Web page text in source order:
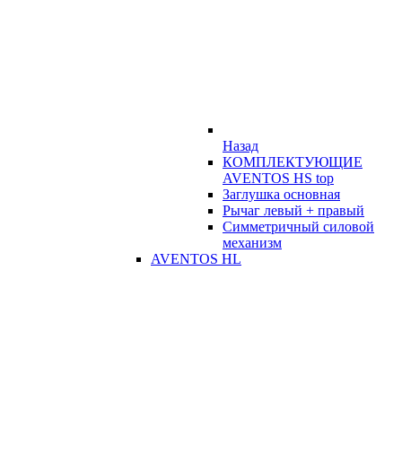
Назад
КОМПЛЕКТУЮЩИЕ
AVENTOS HS top
Заглушка основная
Рычаг левый + правый
Симметричный силовой
механизм
AVENTOS HL